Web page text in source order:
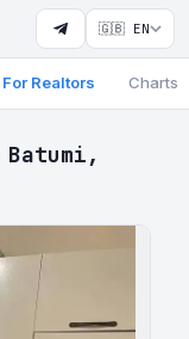
🇬🇧 EN
For Realtors Charts